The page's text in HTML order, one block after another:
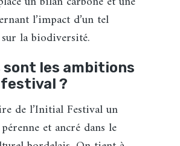
l’impact d’un tel
la biodiversité.
sont les ambitions
?
de l’Initial Festival un
et ancré dans le